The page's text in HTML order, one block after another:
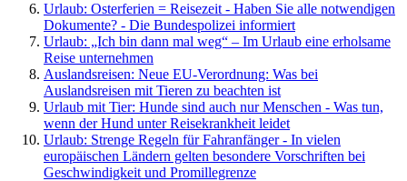
Urlaub: Osterferien = Reisezeit - Haben Sie alle notwendigen
Dokumente? - Die Bundespolizei informiert
Urlaub: „Ich bin dann mal weg“ – Im Urlaub eine erholsame
Reise unternehmen
Auslandsreisen: Neue EU-Verordnung: Was bei
Auslandsreisen mit Tieren zu beachten ist
Urlaub mit Tier: Hunde sind auch nur Menschen - Was tun,
wenn der Hund unter Reisekrankheit leidet
Urlaub: Strenge Regeln für Fahranfänger - In vielen
europäischen Ländern gelten besondere Vorschriften bei
Geschwindigkeit und Promillegrenze